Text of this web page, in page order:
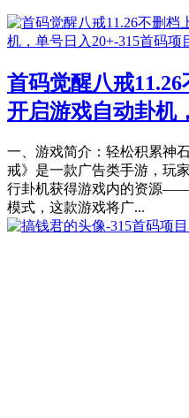
首码觉醒八戒
开启游戏自动卦机
一、游戏简介：轻松积累神
戒》是一款广告类手游，玩
行卦机获得游戏内的资源——
模式，这款游戏将广...